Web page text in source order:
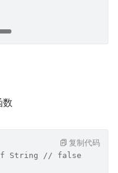
数
String // false
复制代码